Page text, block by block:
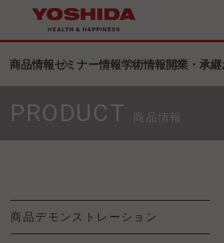
商品情報セミナー情報学術情報開業・承継
PRODUCT 商品情報
商品デモンストレーション